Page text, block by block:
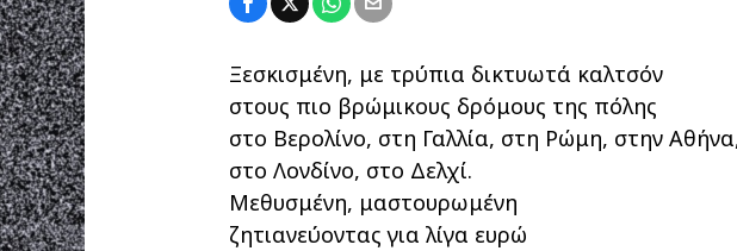
Ξεσκισμένη, με τρύπια δικτυωτά καλτσόν
στους πιο βρώμικους δρόμους της πόλης
στο Βερολίνο, στη Γαλλία, στη Ρώμη, στην
στο Λονδίνο, στο Δελχί.
Μεθυσμένη, μαστουρωμένη
ζητιανεύοντας για λίγα ευρώ